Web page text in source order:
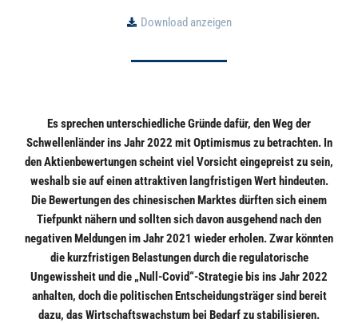
Download anzeigen
Es sprechen unterschiedliche Gründe dafür, den Weg der
Schwellenländer ins Jahr 2022 mit Optimismus zu betrachten. In
den Aktienbewertungen scheint viel Vorsicht eingepreist zu sein,
weshalb sie auf einen attraktiven langfristigen Wert hindeuten.
Die Bewertungen des chinesischen Marktes dürften sich einem
Tiefpunkt nähern und sollten sich davon ausgehend nach den
negativen Meldungen im Jahr 2021 wieder erholen. Zwar könnten
die kurzfristigen Belastungen durch die regulatorische
Ungewissheit und die „Null-Covid“-Strategie bis ins Jahr 2022
anhalten, doch die politischen Entscheidungsträger sind bereit
dazu, das Wirtschaftswachstum bei Bedarf zu stabilisieren.